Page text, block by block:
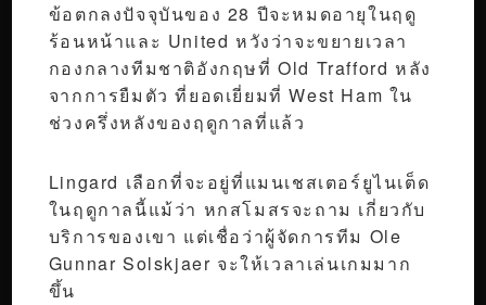
ข้อตกลงปัจจุบันของ 28 ปีจะหมดอายุในฤดู
ร้อนหน้าและ United หวังว่าจะขยายเวลา
กองกลางทีมชาติอังกฤษที่ Old Trafford หลัง
จากการยืมตัว ที่ยอดเยี่ยมที่ West Ham ใน
ช่วงครึ่งหลังของฤดูกาลที่แล้ว
Lingard เลือกที่จะอยู่ที่แมนเชสเตอร์ยูไนเต็ด
ในฤดูกาลนี้แม้ว่า หกสโมสรจะถาม เกี่ยวกับ
บริการของเขา แต่เชื่อว่าผู้จัดการทีม Ole
Gunnar Solskjaer จะให้เวลาเล่นเกมมาก
ขึ้น